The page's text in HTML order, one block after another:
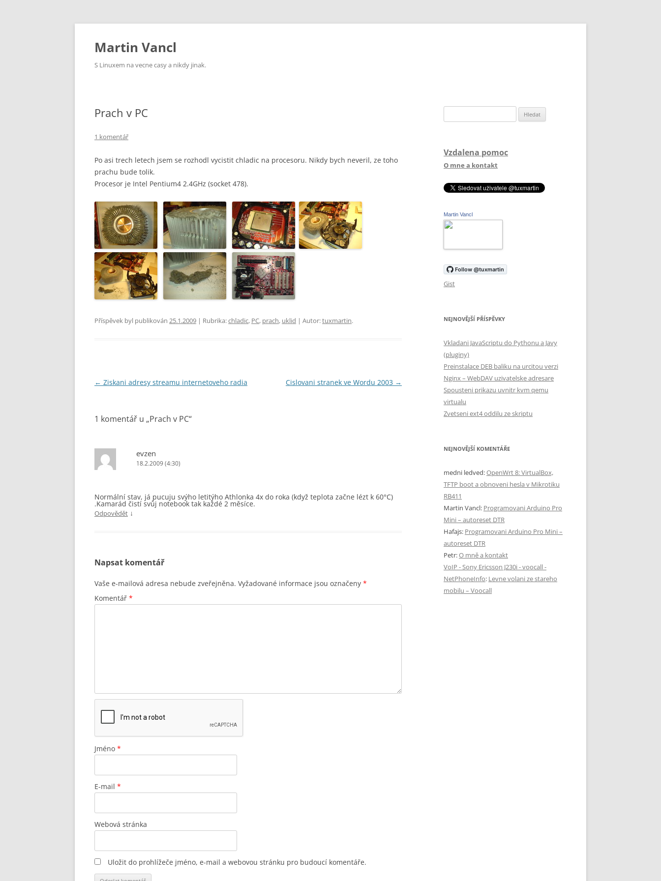
Přejít
webu
Martin Vancl
S Linuxem na vecne casy a nikdy jinak.
Prach v PC
1 komentář
Po asi trech letech jsem se rozhodl vycistit chladic na procesoru. Nikdy bych neveril, ze toho
prachu bude tolik.
Procesor je Intel Pentium4 2.4GHz (socket 478).
Příspěvek byl publikován 25.1.2009 | Rubrika:chladic, PC, prach, uklid | Autor:tuxmartin.
Navigace
← Ziskani adresy streamu internetoveho radia Cislovani stranek ve Wordu 2003 →
1 komentář u „Prach v PC“
evzen
18.2.2009 (4:30)
Normální stav, já pucuju svýho letitýho Athlonka 4x do roka (když teplota začne lézt k 60°C)
.Kamarád čistí svůj notebook tak každé 2 měsíce.
Odpovědět ↓
Napsat komentář
Vaše e-mailová adresa nebude zveřejněna. Vyžadované informace jsou označeny *
Komentář *
Jméno *
E-mail *
Webová stránka
Uložit do prohlížeče jméno, e-mail a webovou stránku pro budoucí komentáře.
Vzdalena pomoc
O mne a kontakt
Martin Vancl
Gist
NEJNOVĚJŠÍ PŘÍSPĚVKY
Vkladani JavaScriptu do Pythonu a Javy
(pluginy)
Preinstalace DEB baliku na urcitou verzi
Nginx – WebDAV uzivatelske adresare
Spousteni prikazu uvnitr kvm qemu
virtualu
Zvetseni ext4 oddilu ze skriptu
NEJNOVĚJŠÍ KOMENTÁŘE
medni ledved:OpenWrt 8: VirtualBox,
TFTP boot a obnoveni hesla v Mikrotiku
RB411
Martin Vancl: Programovani Arduino Pro
Mini – autoreset DTR
Hafajs: Programovani Arduino Pro Mini –
autoreset DTR
Petr:O mně a kontakt
VoIP - Sony Ericsson J230i - voocall -
NetPhoneInfo: Levne volani ze stareho
mobilu – Voocall